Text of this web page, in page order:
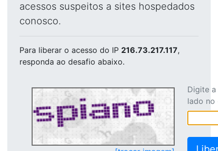
acessos suspeitos a sites hospedados
conosco.
Para liberar o acesso do IP 216.73.217.117,
responda ao desafio abaixo.
Digite
lado no